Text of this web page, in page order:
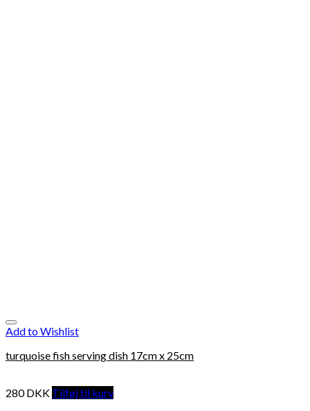
Add to Wishlist
turquoise fish serving dish 17cm x 25cm
280DKK Tilføj til kurv